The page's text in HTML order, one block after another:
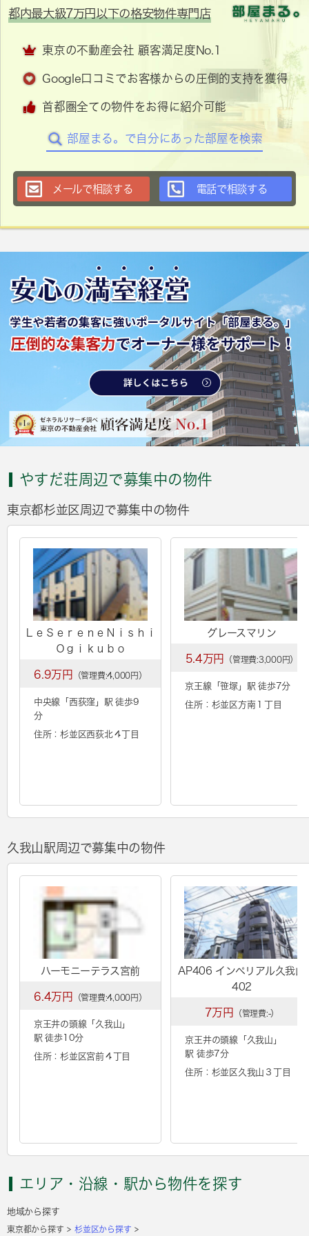
都内最大級7万円以下の格安物件専門店
東京の不動産会社 顧客満足度No.1
Google口コミでお客様からの圧倒的支持を獲得
首都圏全ての物件をお得に紹介可能
部屋まる。で自分にあった部屋を検索
メールで相談する 電話で相談する
やすだ荘周辺で募集中の物件
東京都杉並区周辺で募集中の物件
ＬｅＳｅｒｅｎｅＮｉｓｈｉ
Ｏｇｉｋｕｂｏ
6.9万円 （管理費:4,000円）
中央線「 西荻窪 」駅 徒歩9
分
住所：杉並区西荻北４丁目
グレースマリン
5.4万円 （管理費:3,000円）
京王線「笹塚 」駅 徒歩7分
住所：杉並区方南１丁目
久我山駅周辺で募集中の物件
ハーモニーテラス宮前
6.4万円 （管理費:4,000円）
京王井の頭線「 久我山 」
駅 徒歩10分
住所：杉並区宮前４丁目
AP406 インペリアル久我山
402
7万円 （管理費:-）
京王井の頭線「 久我山 」
駅 徒歩7分
住所：杉並区久我山３丁目
エリア・沿線・駅から物件を探す
地域から探す
東京都から探す 杉並区から探す